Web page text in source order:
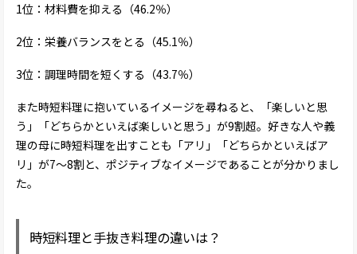
1位：材料費を抑える（46.2％）
2位：栄養バランスをとる（45.1％）
3位：調理時間を短くする（43.7％）
また時短料理に抱いているイメージを尋ねると、「楽しいと思
う」「どちらかといえば楽しいと思う」が9割超。好きな人や義
理の母に時短料理を出すことも「アリ」「どちらかといえばア
リ」が7～8割と、ポジティブなイメージであることが分かりまし
た。
時短料理と手抜き料理の違いは？